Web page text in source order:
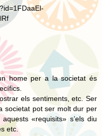
home per a la societat és
els sentiments, etc. Ser
societat pot ser molt dur per
«requisits» s’els diu
etc.